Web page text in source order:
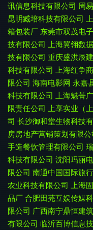
讯信息科技有限公司 周
昆明臧培科技有限公司
箱包装厂 东莞市双茂电
技有限公司 上海翼翎数
技有限公司 重庆盛洪辰
科技有限公司 上海红争
限公司 海南电影网 永嘉
科技有限公司 上海魅菁
限责任公司 上享实业（
司 长沙御和堂生物科技
房房地产营销策划有限公
手造餐饮管理有限公司
科技有限公司 沈阳玛丽
限公司 南通中国国际旅
农业科技有限公司 上海
品厂 合肥田芫互娱传媒
限公司 广西南宁鼎恒建
有限公司 临沂百博信息